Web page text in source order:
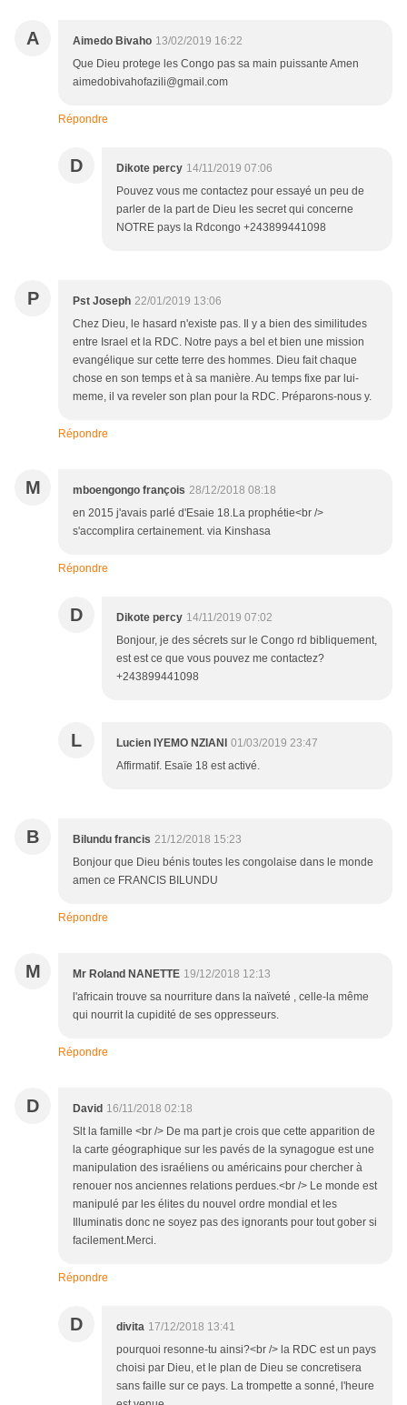
A Aimedo Bivaho 13/02/2019 16:22
Que Dieu protege les Congo pas sa main puissante Amen
aimedobivahofazili@gmail.com
Répondre
D Dikote percy 14/11/2019 07:06
Pouvez vous me contactez pour essayé un peu de
parler de la part de Dieu les secret qui concerne
NOTRE pays la Rdcongo +243899441098
P Pst Joseph 22/01/2019 13:06
Chez Dieu, le hasard n'existe pas. Il y a bien des similitudes
entre Israel et la RDC. Notre pays a bel et bien une mission
evangélique sur cette terre des hommes. Dieu fait chaque
chose en son temps et à sa manière. Au temps fixe par lui-
meme, il va reveler son plan pour la RDC. Préparons-nous y.
Répondre
M mboengongo françois 28/12/2018 08:18
en 2015 j'avais parlé d'Esaie 18.La prophétie<br />
s'accomplira certainement. via Kinshasa
Répondre
D Dikote percy 14/11/2019 07:02
Bonjour, je des sécrets sur le Congo rd bibliquement,
est est ce que vous pouvez me contactez?
+243899441098
L Lucien IYEMO NZIANI
01/03/2019 23:47
Affirmatif. Esaïe 18 est activé.
B Bilundu francis 21/12/2018 15:23
Bonjour que Dieu bénis toutes les congolaise dans le monde
amen ce FRANCIS BILUNDU
Répondre
M Mr Roland NANETTE 19/12/2018 12:13
l'africain trouve sa nourriture dans la naïveté , celle-la même
qui nourrit la cupidité de ses oppresseurs.
Répondre
D David 16/11/2018 02:18
Slt la famille <br /> De ma part je crois que cette apparition de
la carte géographique sur les pavés de la synagogue est une
manipulation des israéliens ou américains pour chercher à
renouer nos anciennes relations perdues.<br /> Le monde est
manipulé par les élites du nouvel ordre mondial et les
Illuminatis donc ne soyez pas des ignorants pour tout gober si
facilement.Merci.
Répondre
D divita 17/12/2018 13:41
pourquoi resonne-tu ainsi?<br /> la RDC est un pays
choisi par Dieu, et le plan de Dieu se concretisera
sans faille sur ce pays. La trompette a sonné, l'heure